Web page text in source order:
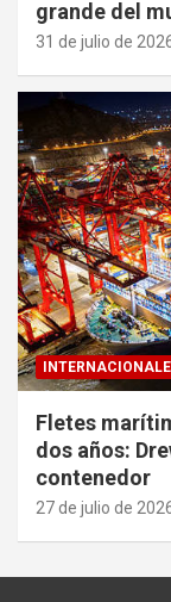
grande del
31 de julio de
Fletes
dos años:
contenedor
27 de julio de